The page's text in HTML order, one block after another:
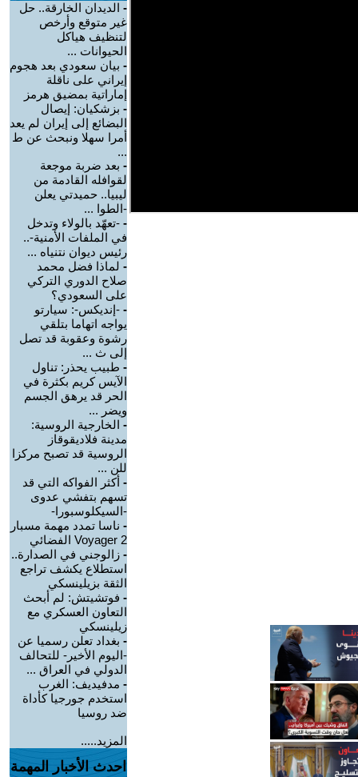
- الديدان الخارقة.. حل
غير متوقع وأرخص
لتنظيف هياكل
الحيوانات ...
- بيان سعودي بعد هجوم
إيراني على ناقلة
إماراتية بمضيق هرمز
- بزشكيان: إيصال
البضائع إلى إيران لم يعد
أمرا سهلا ونبحث عن ط
...
- بعد ضربة موجعة
لقوافله القادمة من
ليبيا.. حميدتي يعلن
-الطوا ...
- -تعهّد بالولاء وتدخل
في الملفات الأمنية-..
رئيس ديوان نتنياه ...
- لماذا فضل محمد
صلاح الدوري التركي
على السعودي؟
- -إنديكس-: سيارتو
يواجه اتهاما بتلقي
رشوة وعقوبة قد تصل
إلى ث ...
- طبيب يحذر: تناول
الآيس كريم بكثرة في
الحر قد يرهق الجسم
ويضر ...
- الخارجية الروسية:
مدينة فلاديقوقاز
الروسية قد تصبح مركزا
للن ...
- أكثر الفواكه التي قد
تسهم بتفشي عدوى
-السيكلوسبورا-
- ناسا تمدد مهمة مسبار
Voyager 2 الفضائي
- زالوجني في الصدارة..
استطلاع يكشف تراجع
الثقة بزيلينسكي
- فوتشيتش: لم أبحث
التعاون العسكري مع
زيلينسكي
- بغداد تعلن رسميا عن
-اليوم الأخير- للتحالف
الدولي في العراق ...
- مدفيديف: الغرب
استخدم جورجيا كأداة
ضد روسيا
المزيد.....
احدث الأخبار المهمة